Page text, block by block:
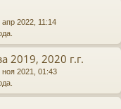
апр 2022, 11:14
2019, 2020 г.г.
ноя 2021, 01:43